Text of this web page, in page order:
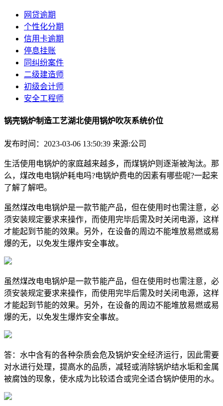
网贷逾期
个性化分期
信用卡逾期
停息挂账
同纠纷案件
二级建造师
初级会计师
安全工程师
锅壳锅炉制造工艺湖北使用锅炉吹灰系统价位
发布时间：2023-03-06 13:50:39 来源:公司
生活使用电锅炉的家庭越来越多，而煤锅炉则逐渐被淘汰。那
么，煤改电电锅炉耗电吗?电锅炉费电的因素有哪些呢?一起来
了解了解吧。
虽然煤改电电锅炉是一款节能产品，但在使用时也需注意，必
须安装规定要求来操作，而使用完毕后需及时关闭电源，这样
才能起到节能的效果。另外，在设备的周边不能堆放易燃或易
爆的无，以免发生爆炸安全事故。
虽然煤改电电锅炉是一款节能产品，但在使用时也需注意，必
须安装规定要求来操作，而使用完毕后需及时关闭电源，这样
才能起到节能的效果。另外，在设备的周边不能堆放易燃或易
爆的无，以免发生爆炸安全事故。
答：水中含有的各种杂质会危及锅炉安全经济运行，因此需要
对水进行处理，提高水的品质，减轻或消除锅炉结水垢和金属
被腐蚀的现象，使水成为比较适合或完全适合锅炉使用的水。